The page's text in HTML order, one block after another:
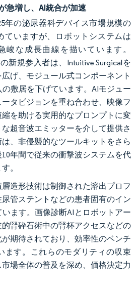
急増し、AI統合が加速
年の泌尿器科デバイス市場規模の
ていますが、ロボットシステムは
峻な成長曲線を描いています。
新規参入者は、Intuitive Surgicalを
げ、モジュール式コンポーネント
敷居を下げています。AIモジュー
タビジョンを重ね合わせ、映像フ
を助ける実用的なプロンプトに変
超音波エミッターを介して提供さ
、非侵襲的なツールキットをさら
年間で従来の衝撃波システムを代
。
造形技術は制御された溶出プロフ
管ステントなどの患者固有のイン
ます。画像診断AIとロボットアー
腎砕石術中の腎杯アクセスなどの
期待されており、効率性のベンチ
ます。これらのモダリティの収束
場全体の普及を深め、価格決定力